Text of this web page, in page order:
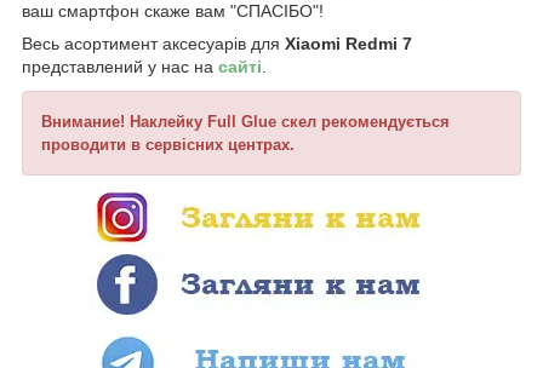
ваш смартфон скаже вам "СПАСІБО"!
Весь асортимент аксесуарів для Xiaomi Redmi 7
представлений у нас на сайті.
Внимание! Наклейку Full Glue скел рекомендується
проводити в сервісних центрах.